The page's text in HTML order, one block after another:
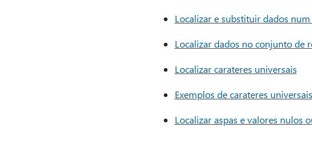
Localizar e substituir dados
Localizar dados no conjunto de
Localizar carateres universais
Exemplos de carateres
Localizar aspas e valores nulos